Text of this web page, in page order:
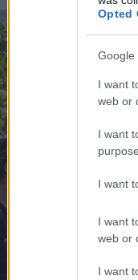
Opted
Google
I want
web or
I want
I want
I want
web or
I want